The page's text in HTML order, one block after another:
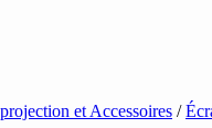
et Accessoires /